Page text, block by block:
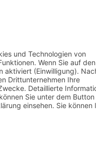
Montage
Transporter. Sie sind
nicht nur Zeit spart,
Unsere
Oberfranken sind